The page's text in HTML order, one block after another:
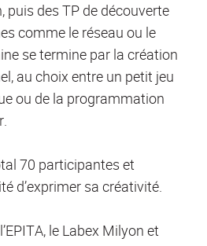
puis des TP de découverte
comme le réseau ou le
se termine par la création
au choix entre un petit jeu
ou de la programmation
70 participantes et
d’exprimer sa créativité.
le Labex Milyon et